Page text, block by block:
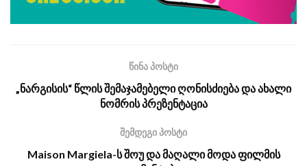
წინა პოსტი
„ნარგისის“ წლის შემაჯამებელი ღონისძიება და ახალი
ნომრის პრეზენტაცია
შემდეგი პოსტი
Maison Margiela-ს შოუ და მაღალი მოდა ფილმის